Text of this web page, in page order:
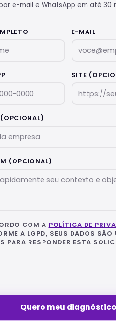
VPS pra
Automação
self-
de
Hub de
TLDs
e-mail e WhatsApp em até 30
E-MAIL
SITE
(OPCIONAL)
(OPCIONAL)
COM A POLÍTICA DE
A LGPD, SEUS DADOS SÃO
PARA RESPONDER ESTA
Quero meu diagnóstico